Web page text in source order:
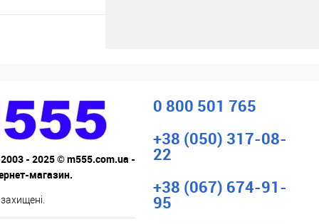
Під
замовлення
- 2025 © m555.com.ua -
магазин.
0 800 501 765
+38 (050) 317-08-
22
+38 (067) 674-91-
95